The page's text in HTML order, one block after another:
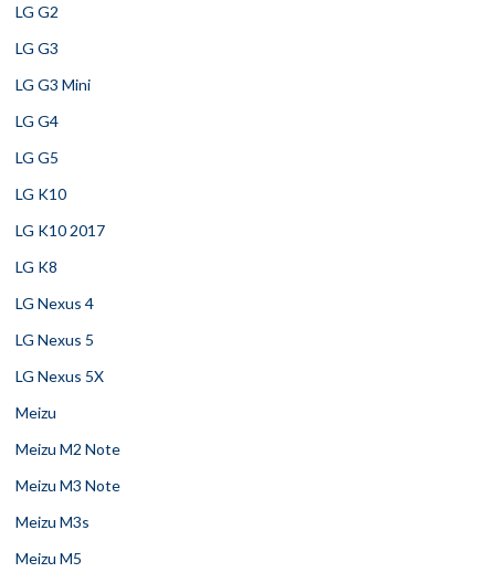
LG G2
LG G3
LG G3 Mini
LG G4
LG G5
LG K10
LG K10 2017
LG K8
LG Nexus 4
LG Nexus 5
LG Nexus 5X
Meizu
Meizu M2 Note
Meizu M3 Note
Meizu M3s
Meizu M5